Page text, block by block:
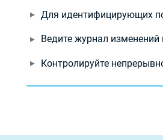
Для идентифицирующих
Ведите журнал
Контролируйте